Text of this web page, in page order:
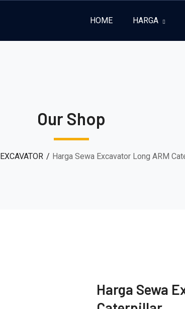
HOME HARGA
Our Shop
EXCAVATOR Harga Sewa Excavator Long ARM
Harga Sewa